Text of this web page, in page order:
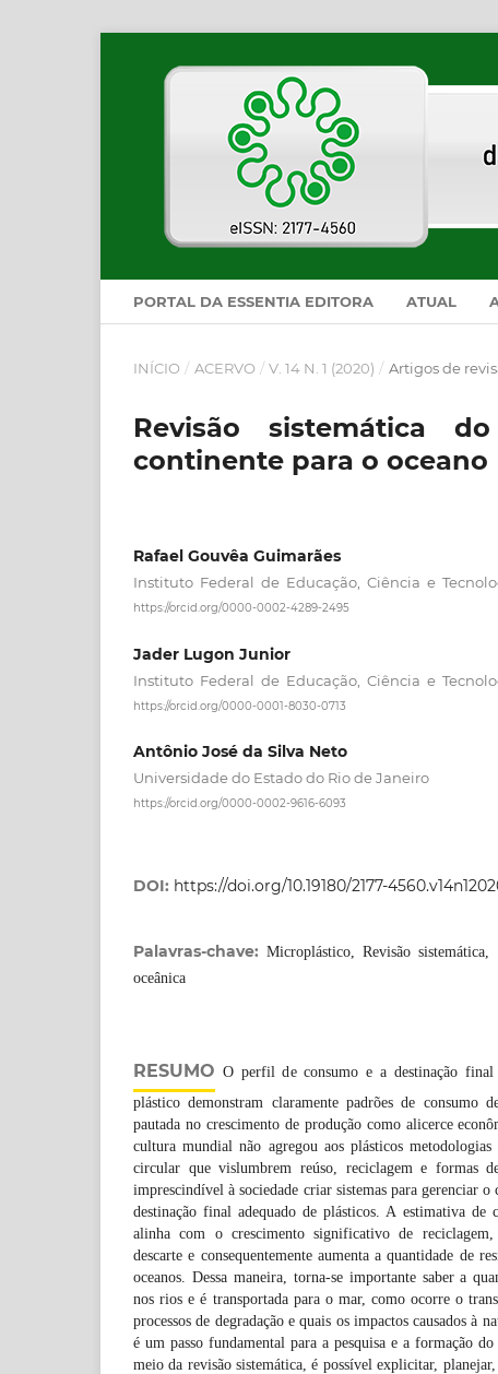
PORTAL DA ESSENTIA EDITORA ATUAL
INÍCIO / ACERVO / V. 14 N. 1 (2020) / Artigos de
Revisão sistemática
continente para o oceano
Rafael Gouvêa Guimarães
Instituto Federal de Educação, Ciência e
https://orcid.org/0000-0002-4289-2495
Jader Lugon Junior
Instituto Federal de Educação, Ciência e
https://orcid.org/0000-0001-8030-0713
Antônio José da Silva Neto
Universidade do Estado do Rio de Janeiro
https://orcid.org/0000-0002-9616-6093
DOI: https://doi.org/10.19180/2177-
Palavras-chave:Microplástico, Revisão
oceânica
RESUMO O perfil de consumo e a destinação final
plástico demonstram claramente padrões de consumo
pautada no crescimento de produção como alicerce
cultura mundial não agregou aos plásticos
circular que vislumbrem reúso, reciclagem e formas
imprescindível à sociedade criar sistemas para gerenciar
destinação final adequado de plásticos. A estimativa de
alinha com o crescimento significativo de
descarte e consequentemente aumenta a quantidade de
oceanos. Dessa maneira, torna-se importante saber a
nos rios e é transportada para o mar, como ocorre o
processos de degradação e quais os impactos causados à
é um passo fundamental para a pesquisa e a formação
meio da revisão sistemática, é possível explicitar,